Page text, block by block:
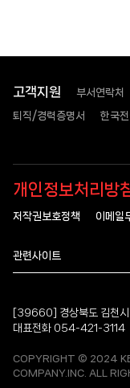
고객지원 부서연락처
퇴직/경력증명서 한국
개인정보처리방
저작권보호정책 이메일
관련사이트
[39660] 경상북도 김천
대표전화 054-421-3114
COPYRIGHT © 2024
COMPANY.INC. ALL